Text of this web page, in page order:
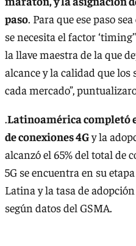
paso. Para que ese paso
se necesita el factor
la llave maestra de la que
alcance y la calidad que los
cada mercado”,
.Latinoamérica completó
de conexiones 4Gy la
alcanzó el 65% del total de
5G se encuentra en su
Latina y la tasa de
según datos del GSMA.